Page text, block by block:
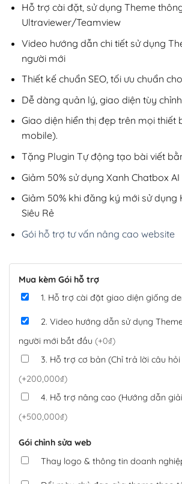
Hỗ trợ cài đặt, sử dụng Theme
Ultraviewer/Teamview
Video hướng dẫn chi tiết sử dụng
người mới
Thiết kế chuẩn SEO, tối ưu chuẩn
Dễ dàng quản lý, giao diện tùy chỉnh
Giao diện hiển thị đẹp trên mọi thiết
mobile).
Tặng Plugin Tự động tạo bài viết
Giảm 50% sử dụng Xanh Chatbox AI
Giảm 50% khi đăng ký mới sử dụng
Siêu Rẻ
Gói hỗ trợ tư vấn nâng cao website
Mua kèm Gói hỗ trợ
1. Hỗ trợ cài đặt giao diện giống
2. Video hướng dẫn sử dụng
người mới bắt đầu (+0₫)
3. Hỗ trợ cơ bản (Chỉ trả lời câu
(+200,000₫)
4. Hỗ trợ nâng cao (Hướng dẫn
(+500,000₫)
Gói chỉnh sửa web
Thay logo & thông tin doanh